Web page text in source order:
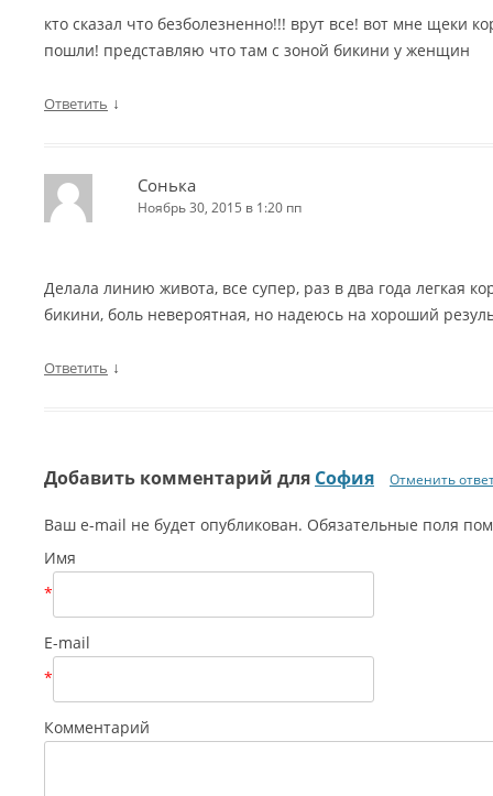
кто сказал что безболезненно!!! врут все! вот мне щеки
пошли! представляю что там с зоной бикини у женщин
Ответить ↓
Сонька
Ноябрь 30, 2015 в 1:20 пп
Делала линию живота, все супер, раз в два года легкая
бикини, боль невероятная, но надеюсь на хороший
Ответить ↓
Добавить комментарий для София Отменить
Ваш e-mail не будет опубликован. Обязательные поля
Имя
*
E-mail
*
Комментарий